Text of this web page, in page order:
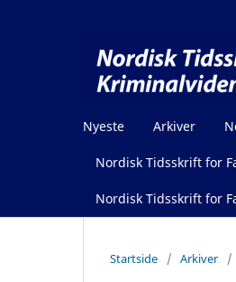
Nyeste Arkiver
Nordisk Tidsskrift for
Nordisk Tidsskrift for
Startside / Arkiver /